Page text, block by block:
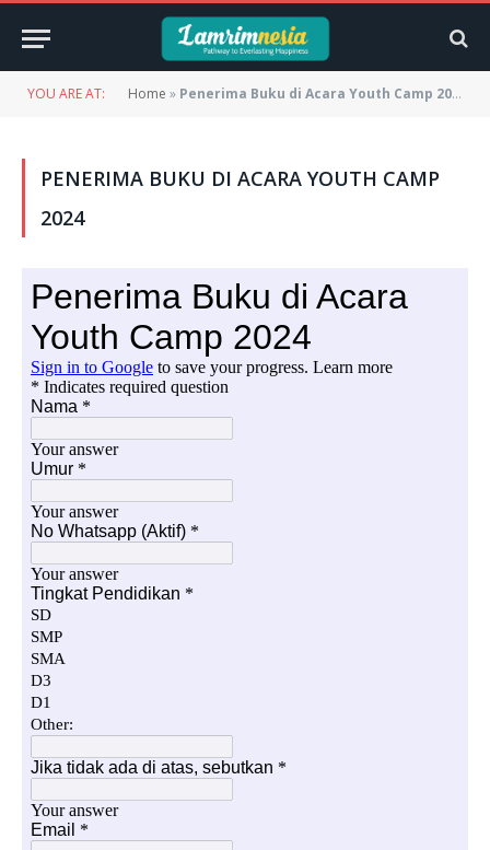
YOU ARE AT: Home » Penerima Buku di Acara Youth Camp 2024
PENERIMA BUKU DI ACARA YOUTH CAMP
2024